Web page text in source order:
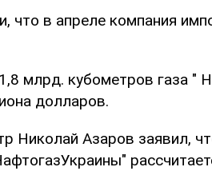
что в апреле компания
млрд. кубометров газа "
долларов.
Николай Азаров заявил,